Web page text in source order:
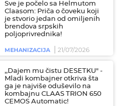
Sve je počelo sa Helmutom
Claasom: Priča o čoveku koji
je stvorio jedan od omiljenih
brendova srpskih
poljoprivrednika!
MEHANIZACIJA 21/07/2026
,,Dajem mu čistu DESETKU" -
Mladi kombajner otkriva šta
ga je najviše oduševilo na
kombajnu CLAAS TRION 650
CEMOS Automatic!